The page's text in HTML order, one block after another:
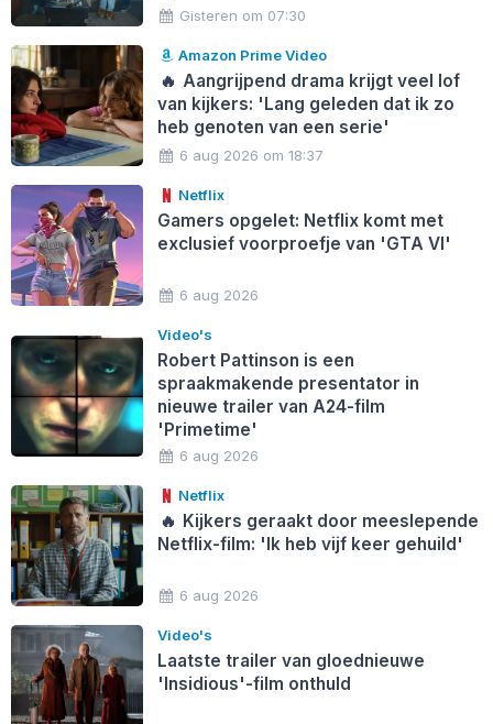
Gisteren om 07:30
Amazon Prime Video
🔥 Aangrijpend drama krijgt veel lof
van kijkers: 'Lang geleden dat ik zo
heb genoten van een serie'
6 aug 2026 om 18:37
Netflix
Gamers opgelet: Netflix komt met
exclusief voorproefje van 'GTA VI'
6 aug 2026
Video's
Robert Pattinson is een
spraakmakende presentator in
nieuwe trailer van A24-film
'Primetime'
6 aug 2026
Netflix
🔥 Kijkers geraakt door meeslepende
Netflix-film: 'Ik heb vijf keer gehuild'
6 aug 2026
Video's
Laatste trailer van gloednieuwe
'Insidious'-film onthuld